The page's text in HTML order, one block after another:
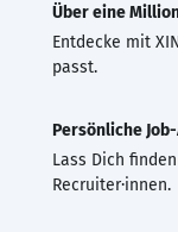
Über eine
Entdecke mit
passt.
Persönliche
Lass Dich
Recruiter·innen.